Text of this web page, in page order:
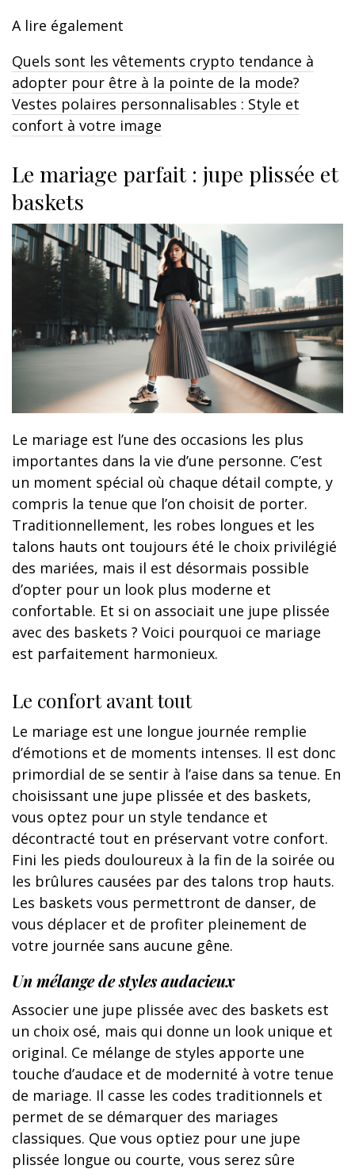
A lire également
Quels sont les vêtements crypto tendance à
adopter pour être à la pointe de la mode?
Vestes polaires personnalisables : Style et
confort à votre image
Le mariage parfait : jupe plissée et
baskets
Le mariage est l’une des occasions les plus
importantes dans la vie d’une personne. C’est
un moment spécial où chaque détail compte, y
compris la tenue que l’on choisit de porter.
Traditionnellement, les robes longues et les
talons hauts ont toujours été le choix privilégié
des mariées, mais il est désormais possible
d’opter pour un look plus moderne et
confortable. Et si on associait une jupe plissée
avec des baskets ? Voici pourquoi ce mariage
est parfaitement harmonieux.
Le confort avant tout
Le mariage est une longue journée remplie
d’émotions et de moments intenses. Il est donc
primordial de se sentir à l’aise dans sa tenue. En
choisissant une jupe plissée et des baskets,
vous optez pour un style tendance et
décontracté tout en préservant votre confort.
Fini les pieds douloureux à la fin de la soirée ou
les brûlures causées par des talons trop hauts.
Les baskets vous permettront de danser, de
vous déplacer et de profiter pleinement de
votre journée sans aucune gêne.
Un mélange de styles audacieux
Associer une jupe plissée avec des baskets est
un choix osé, mais qui donne un look unique et
original. Ce mélange de styles apporte une
touche d’audace et de modernité à votre tenue
de mariage. Il casse les codes traditionnels et
permet de se démarquer des mariages
classiques. Que vous optiez pour une jupe
plissée longue ou courte, vous serez sûre